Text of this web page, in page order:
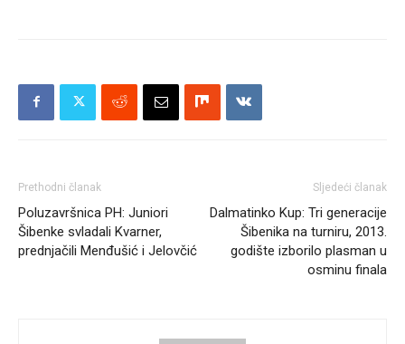
Prethodni članak
Poluzavršnica PH: Juniori
Šibenke svladali Kvarner,
prednjačili Menđušić i Jelovčić
Sljedeći članak
Dalmatinko Kup: Tri generacije
Šibenika na turniru, 2013.
godište izborilo plasman u
osminu finala